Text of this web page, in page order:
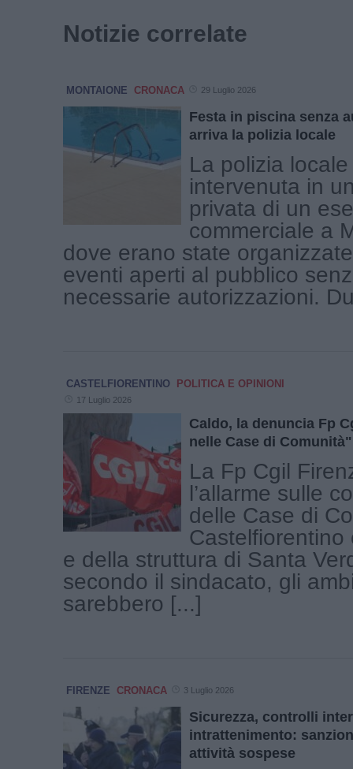
Notizie correlate
MONTAIONE CRONACA 29 Luglio 2026
Festa in piscina senza
arriva la polizia locale
La polizia
intervenuta in
privata di un
commerciale a
dove erano state
eventi aperti al pubblico
necessarie autorizzazioni.
CASTELFIORENTINO POLITICA E OPINIONI
17 Luglio 2026
Caldo, la denuncia Fp
nelle Case di Comunità"
La Fp Cgil
l’allarme sulle
delle Case di
Castelfiorentino
e della struttura di Santa
secondo il sindacato, gli
sarebbero [...]
FIRENZE CRONACA 3 Luglio 2026
Sicurezza, controlli
intrattenimento:
attività sospese